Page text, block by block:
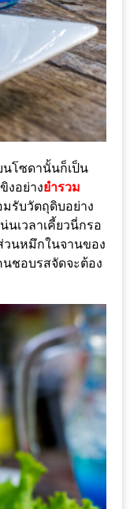
นโซดานั้นก็เป็น
งอย่างยำรวม
มรับวัตถุดิบอย่าง
นเวลาเคี้ยวนี่กรอ
วนหมึกในจานของ
ชอบรสจัดจะต้อง